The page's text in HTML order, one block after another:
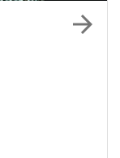
arrow_forward